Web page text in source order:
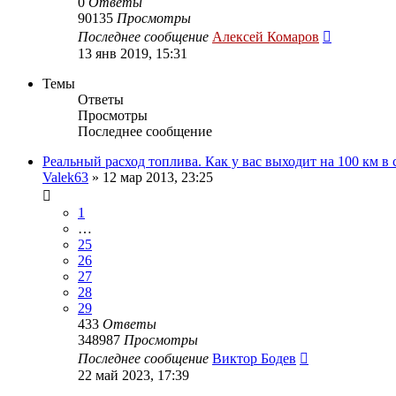
90135 Просмотры
Последнее сообщение Алексей Комаров
13 янв 2019, 15:31
Темы
Ответы
Просмотры
Последнее сообщение
Реальный расход топлива. Как у вас выходит на 100 км в
Valek63 » 12 мар 2013, 23:25
1
…
25
26
27
28
29
433 Ответы
348987 Просмотры
Последнее сообщение Виктор Бодев
22 май 2023, 17:39